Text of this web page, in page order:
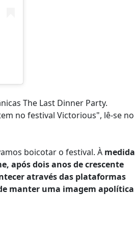
The Last Dinner Party.
no festival Victorious", lê-se no
boicotar o festival. À medida
após dois anos de crescente
através das plataformas
manter uma imagem apolítica